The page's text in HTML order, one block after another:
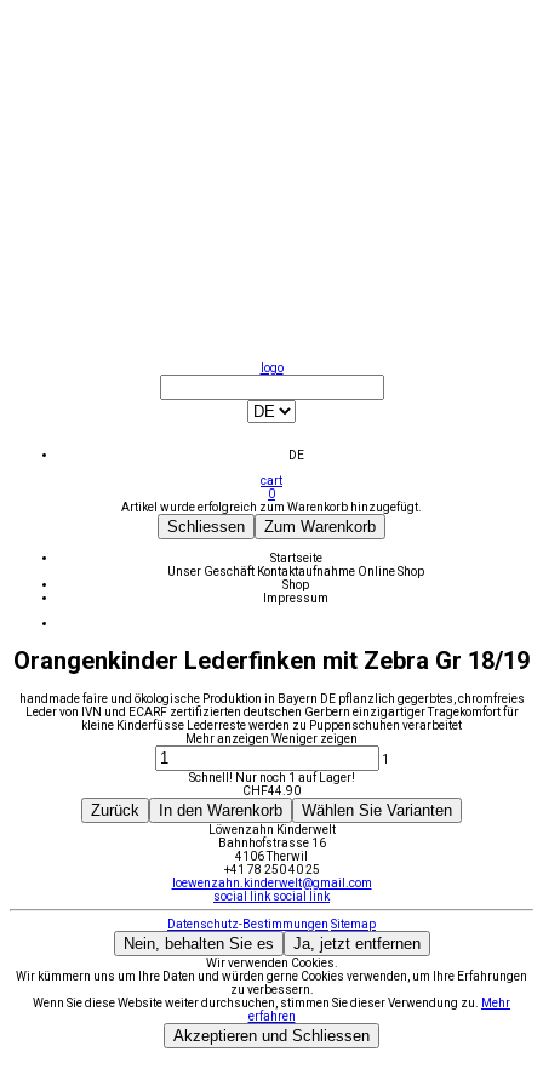
logo
DE
cart
0
Artikel wurde erfolgreich zum Warenkorb hinzugefügt.
Schliessen Zum Warenkorb
Startseite
Unser Geschäft Kontaktaufnahme Online Shop
Shop
Impressum
Orangenkinder Lederfinken mit Zebra Gr 18/19
handmade faire und ökologische Produktion in Bayern DE pflanzlich gegerbtes, chromfreies
Leder von IVN und ECARF zertifizierten deutschen Gerbern einzigartiger Tragekomfort für
kleine Kinderfüsse Lederreste werden zu Puppenschuhen verarbeitet
Mehr anzeigen Weniger zeigen
1
Schnell! Nur noch 1 auf Lager!
CHF44.90
Zurück In den Warenkorb Wählen Sie Varianten
Löwenzahn Kinderwelt
Bahnhofstrasse 16
4106 Therwil
+41 78 250 40 25
loewenzahn.kinderwelt@gmail.com
social link social link
Datenschutz-Bestimmungen Sitemap
Nein, behalten Sie es Ja, jetzt entfernen
Wir verwenden Cookies.
Wir kümmern uns um Ihre Daten und würden gerne Cookies verwenden, um Ihre Erfahrungen
zu verbessern.
Wenn Sie diese Website weiter durchsuchen, stimmen Sie dieser Verwendung zu.
Mehr
erfahren
Akzeptieren und Schliessen